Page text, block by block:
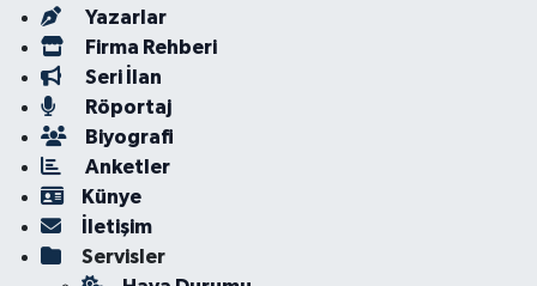
Yazarlar
Firma Rehberi
Seri İlan
Röportaj
Biyografi
Anketler
Künye
İletişim
Servisler